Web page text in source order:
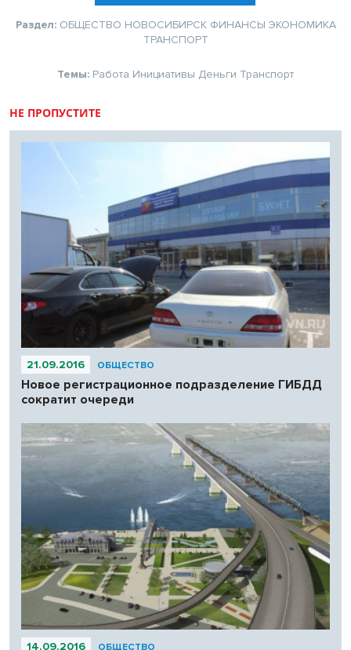
Раздел: ОБЩЕСТВО НОВОСИБИРСК ФИНАНСЫ ЭКОНОМИКА
ТРАНСПОРТ
Темы: Работа Инициативы Деньги Транспорт
НЕ ПРОПУСТИТЕ
21.09.2016 ОБЩЕСТВО
Новое регистрационное подразделение ГИБДД
сократит очереди
14.09.2016 ОБЩЕСТВО